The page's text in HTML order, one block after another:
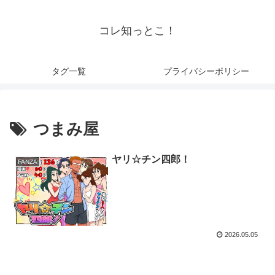
コレ知っとこ！
タグ一覧 プライバシーポリシー
つまみ屋
FANZA ヤリ☆チン四郎！
2026.05.05